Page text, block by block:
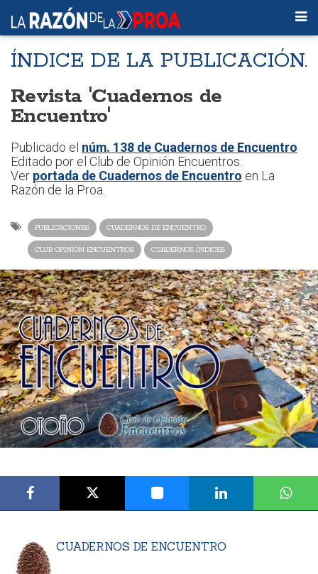
ÍNDICE DE LA PUBLICACIÓN.
Revista 'Cuadernos de
Encuentro'
Publicado el núm. 138 de Cuadernos de Encuentro
Editado por el Club de Opinión Encuentros.
Ver portada de Cuadernos de Encuentro en La
Razón de la Proa.
PUBLICACIONES CUADERNOS DE ENCUENTRO
CLUB OPINIÓN ENCUENTROS CUADERNOS ÍNDICES
CUADERNOS DE ENCUENTRO